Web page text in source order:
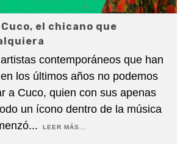
el chicano que
contemporáneos que han
los últimos años no podemos
a Cuco, quien con sus apenas
un ícono dentro de la música
... LEER MÁS...